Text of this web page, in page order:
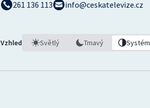
261 136 113
info@ceskatelevize.cz
Vzhled Světlý Tmavý Systém